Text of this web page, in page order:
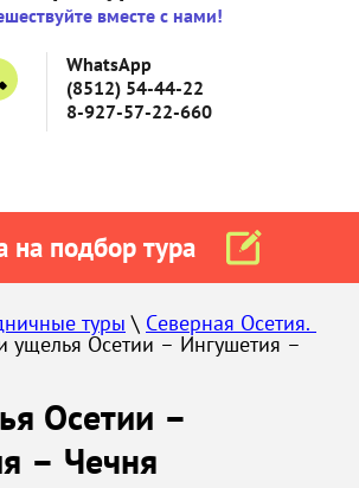
вместе с нами!
WhatsApp
(8512) 54-44-22
8-927-57-22-660
на подбор тура
туры \ Северная Осетия.
ущелья Осетии – Ингушетия –
Осетии –
– Чечня